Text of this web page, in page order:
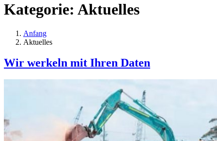
Kategorie: Aktuelles
Anfang
Aktuelles
Wir werkeln mit Ihren Daten